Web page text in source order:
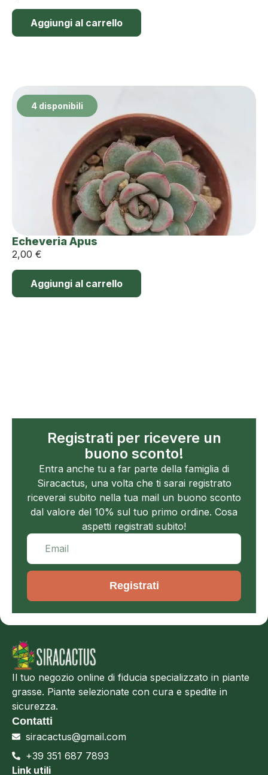
Aggiungi al carrello
4 disponibili
Echeveria Apus
2,00 €
Aggiungi al carrello
Registrati per ricevere un
buono sconto!
Entra anche tu a far parte della famiglia di
Siracactus, una volta che ti sarai registrato
riceverai subito nella tua mail un buono sconto
dal valore del 10% sul tuo primo ordine. Cosa
aspetti registrati subito!
Registrati
Il tuo negozio online di fiducia specializzato in piante
grasse. Piante selezionate con cura e spedite in
sicurezza.
Contatti
siracactus@gmail.com
+39 351 687 7893
Link utili